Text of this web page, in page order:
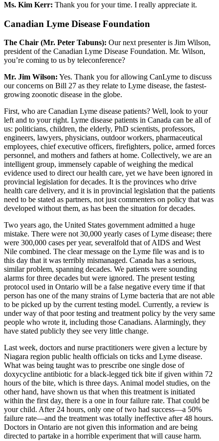
Ms. Kim Kerr: Thank you for your time. I really appreciate it.
Canadian Lyme Disease Foundation
The Chair (Mr. Peter Tabuns): Our next presenter is Jim Wilson,
president of the Canadian Lyme Disease Foundation. Mr. Wilson,
you’re coming to us by teleconference?
Mr. Jim Wilson: Yes. Thank you for allowing CanLyme to discuss
our concerns on Bill 27 as they relate to Lyme disease, the fastest-
growing zoonotic disease in the globe.
First, who are Canadian Lyme disease patients? Well, look to your
left and to your right. Lyme disease patients in Canada can be all of
us: politicians, children, the elderly, PhD scientists, professors,
engineers, lawyers, physicians, outdoor workers, pharmaceutical
employees, chief executive officers, firefighters, police, armed forces
personnel, and mothers and fathers at home. Collectively, we are an
intelligent group, immensely capable of weighing the medical
evidence used to direct our health care, yet we have been ignored in
provincial legislation for decades. It is the provinces who drive
health care delivery, and it is in provincial legislation that the patients
need to be stated as partners, not just commenters on policy that was
developed without them, as has been the situation for decades.
Two years ago, the United States government admitted a huge
mistake. There were not 30,000 yearly cases of Lyme disease; there
were 300,000 cases per year, severalfold that of AIDS and West
Nile combined. The clear message on the Lyme file was and is to
this day that it was terribly mismanaged. Canada has a serious,
similar problem, spanning decades. We patients were sounding
alarms for three decades but were ignored. The present testing
protocol used in Ontario will be a false negative every time if that
person has one of the many strains of Lyme bacteria that are not able
to be picked up by the current testing model. Currently, a review is
under way of that poor testing and treatment policy by the very same
people who wrote it, including those Canadians. Alarmingly, they
have stated publicly they see very little change.
Last week, doctors and nurse practitioners were given a lecture by
Niagara region public health officials on ticks and Lyme disease.
What was being taught was to prescribe one single dose of
doxycycline antibiotic for a black-legged tick bite if given within 72
hours of the bite, which is three days. Animal model studies, on the
other hand, have shown us that when this treatment is initiated
within the first day, there is a one in four failure rate. That could be
your child. After 24 hours, only one of two had success—a 50%
failure rate—and the treatment was totally ineffective after 48 hours.
Doctors in Ontario are not given this information and are being
directed to partake in a horrible experiment that will cause harm.